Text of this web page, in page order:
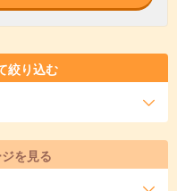
絞り込む
を見る